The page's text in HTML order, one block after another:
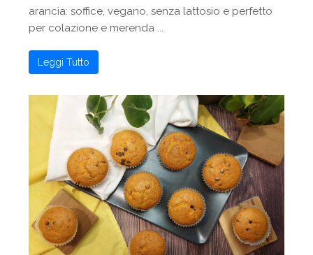
arancia: soffice, vegano, senza lattosio e perfetto
per colazione e merenda ...
Leggi Tutto